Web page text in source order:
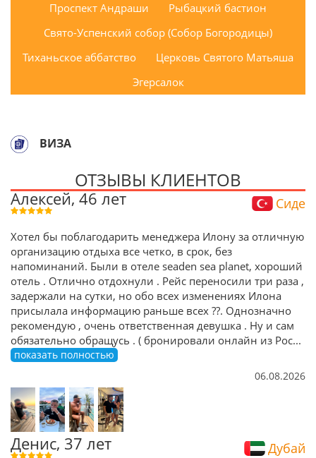
Проспект Андраши
Рыбацкий бастион
Свято-Успенский собор (Собор Богородицы)
Тиханьское аббатство
Церковь Святого Матьяша
Эгерсалок
ВИЗА
ОТЗЫВЫ КЛИЕНТОВ
Алексей, 46 лет Сиде
Хотел бы поблагодарить менеджера Илону за отличную
организацию отдыха все четко, в срок, без
напоминаний. Были в отеле seaden sea planet, хороший
отель . Отлично отдохнули . Рейс переносили три раза ,
задержали на сутки, но обо всех изменениях Илона
присылала информацию раньше всех ??. Однозначно
рекомендую , очень ответственная девушка . Ну и сам
обязательно обращусь . ( бронировали онлайн из Рос...
показать полностью
06.08.2026
Денис, 37 лет Дубай